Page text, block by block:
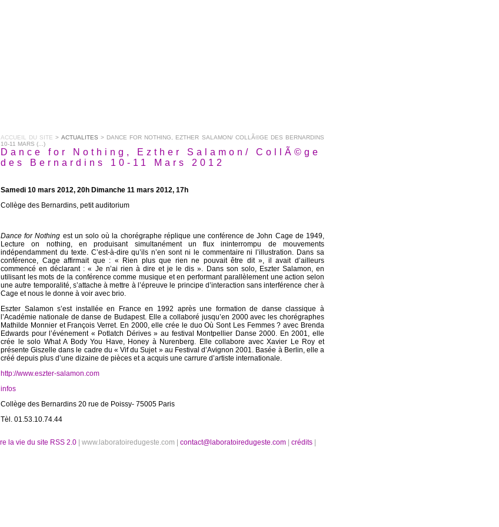
ACCUEIL DU SITE > ACTUALITES > DANCE FOR NOTHING, EZTHER SALAMON/ COLLÃ©GE DES BERNARDINS
10-11 MARS (...)
Dance for Nothing, Ezther Salamon/ CollÃ©ge
des Bernardins 10-11 Mars 2012
Samedi 10 mars 2012, 20h Dimanche 11 mars 2012, 17h
Collège des Bernardins, petit auditorium
Dance for Nothing est un solo où la chorégraphe réplique une conférence de John Cage de 1949,
Lecture on nothing, en produisant simultanément un flux ininterrompu de mouvements
indépendamment du texte. C’est-à-dire qu’ils n’en sont ni le commentaire ni l’illustration. Dans sa
conférence, Cage affirmait que : « Rien plus que rien ne pouvait être dit », il avait d’ailleurs
commencé en déclarant : « Je n’ai rien à dire et je le dis ». Dans son solo, Eszter Salamon, en
utilisant les mots de la conférence comme musique et en performant parallèlement une action selon
une autre temporalité, s’attache à mettre à l’épreuve le principe d’interaction sans interférence cher à
Cage et nous le donne à voir avec brio.
Eszter Salamon s’est installée en France en 1992 après une formation de danse classique à
l’Académie nationale de danse de Budapest. Elle a collaboré jusqu’en 2000 avec les chorégraphes
Mathilde Monnier et François Verret. En 2000, elle crée le duo Où Sont Les Femmes ? avec Brenda
Edwards pour l’événement « Potlatch Dérives » au festival Montpellier Danse 2000. En 2001, elle
crée le solo What A Body You Have, Honey à Nurenberg. Elle collabore avec Xavier Le Roy et
présente Giszelle dans le cadre du « Vif du Sujet » au Festival d’Avignon 2001. Basée à Berlin, elle a
créé depuis plus d’une dizaine de pièces et a acquis une carrure d’artiste internationale.
http://www.eszter-salamon.com
infos
Collège des Bernardins 20 rue de Poissy- 75005 Paris
Tèl. 01.53.10.74.44
RSS 2.0 | www.laboratoiredugeste.com | contact@laboratoiredugeste.com crédits